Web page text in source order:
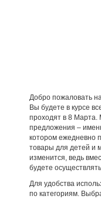
Добро пожаловать
Вы будете в курсе
проходят в 8 Марта.
предложения –
котором ежедневно
товары для детей и
изменится, ведь
будете
Для удобства
по категориям.